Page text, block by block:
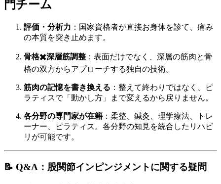
門チーム
評価・分析力 ：国家資格者が直接お身体を診て、痛み
の本質を突き止めます。
骨格✖️深層筋調整 ：表面だけでなく、深層の筋肉と骨
格の双方からアプローチする独自の技術。
筋肉の記憶を書き換える ：整えて終わりではなく、ピ
ラティスで「動かし方」まで変えるから戻りません。
各分野の専門家が在籍 ：柔整、鍼灸、理学療法、トレ
ーナー、ピラティス。各分野の知見を統合したリハビ
リが可能です。
📝 Q&A：股関節インピンジメントに関する疑問